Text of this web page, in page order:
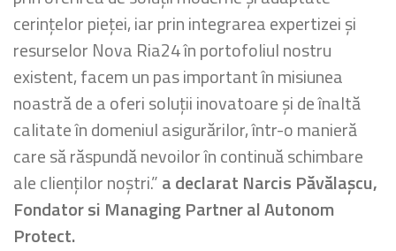
cerințelor pieței, iar prin integrarea expertizei și
resurselor Nova Ria24 în portofoliul nostru
existent, facem un pas important în misiunea
noastră de a oferi soluții inovatoare și de înaltă
calitate în domeniul asigurărilor, într-o manieră
care să răspundă nevoilor în continuă schimbare
ale clienților noștri.”a declarat Narcis Păvălașcu,
Fondator si Managing Partner al Autonom
Protect.